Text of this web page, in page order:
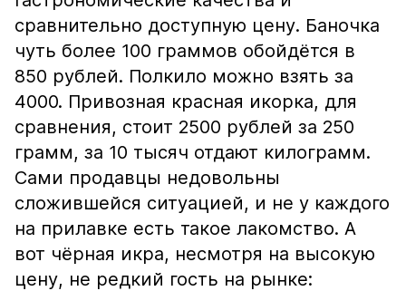
сравнительно доступную цену. Баночка
чуть более 100 граммов обойдётся в
850 рублей. Полкило можно взять за
4000. Привозная красная икорка, для
сравнения, стоит 2500 рублей за 250
грамм, за 10 тысяч отдают килограмм.
Сами продавцы недовольны
сложившейся ситуацией, и не у каждого
на прилавке есть такое лакомство. А
вот чёрная икра, несмотря на высокую
цену, не редкий гость на рынке: